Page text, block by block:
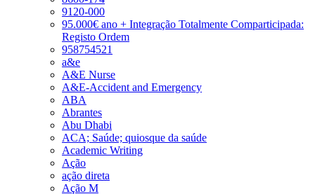
9120-000
95.000€ ano + Integração Totalmente Comparticipada:
Registo Ordem
958754521
a&e
A&E Nurse
A&E-Accident and Emergency
ABA
Abrantes
Abu Dhabi
ACA; Saúde; quiosque da saúde
Academic Writing
Ação
ação direta
Ação M